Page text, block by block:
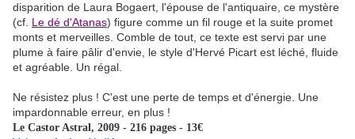
disparition de Laura Bogaert, l'épouse de l'antiquaire, ce mystère
(cf. Le dé d'Atanas) figure comme un fil rouge et la suite promet
monts et merveilles. Comble de tout, ce texte est servi par une
plume à faire pâlir d'envie, le style d'Hervé Picart est léché, fluide
et agréable. Un régal.
Ne résistez plus ! C'est une perte de temps et d'énergie. Une
impardonnable erreur, en plus !
Le Castor Astral, 2009 - 216 pages - 13€